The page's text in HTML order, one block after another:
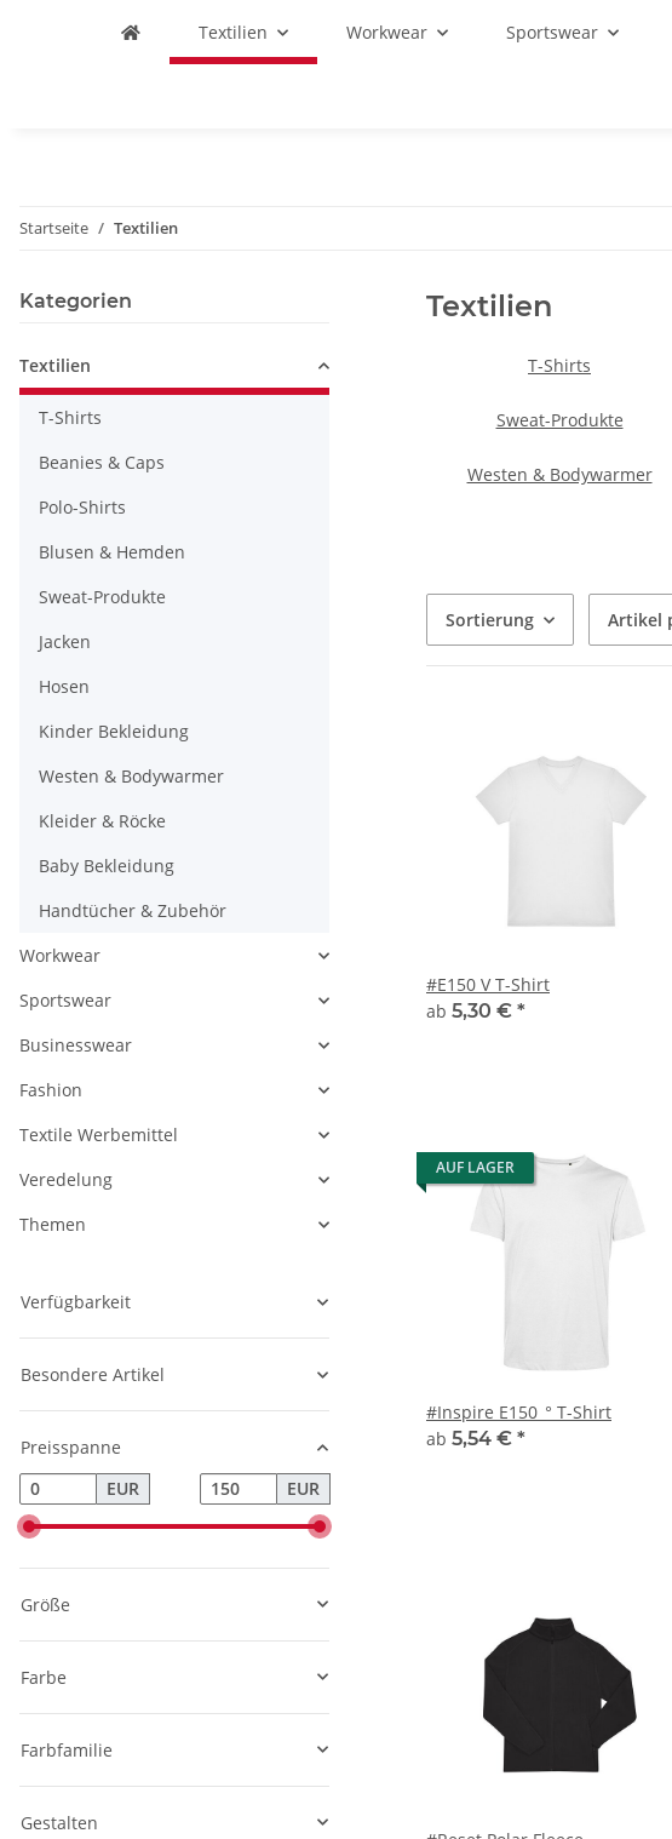
Textilien Workwear Sportswear
Startseite Textilien
Textilien
T-Shirts
Sweat-Produkte
Westen & Bodywarmer
Sortierung Artikel
#E150 V T-Shirt
ab 5,30 € *
AUF LAGER
#Inspire E150_° T-Shirt
ab 5,54 € *
Kategorien
Textilien
T-Shirts
Beanies & Caps
Polo-Shirts
Blusen & Hemden
Sweat-Produkte
Jacken
Hosen
Kinder Bekleidung
Westen & Bodywarmer
Kleider & Röcke
Baby Bekleidung
Handtücher & Zubehör
Workwear
Sportswear
Businesswear
Fashion
Textile Werbemittel
Veredelung
Themen
Verfügbarkeit
Besondere Artikel
Preisspanne
EUR
EUR
Größe
Farbe
Farbfamilie
Gestalten